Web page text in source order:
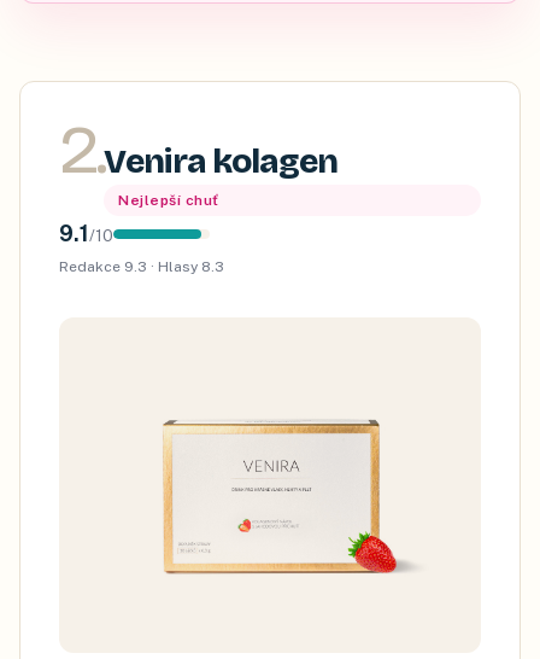
2.Venira kolagen
Nejlepší chuť
9.1 /10
Redakce 9.3 · Hlasy 8.3